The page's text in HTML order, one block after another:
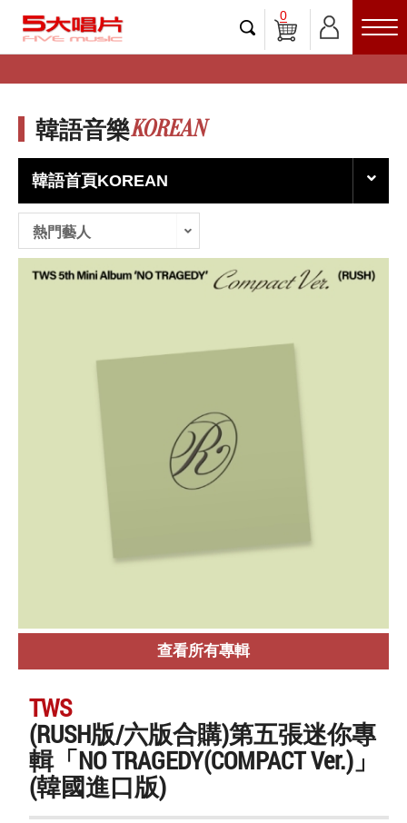
0
韓語音樂KOREAN
韓語首頁KOREAN
熱門藝人
查看所有專輯
TWS
(RUSH版/六版合購)第五張迷你專
輯「NO TRAGEDY(COMPACT Ver.)」
(韓國進口版)